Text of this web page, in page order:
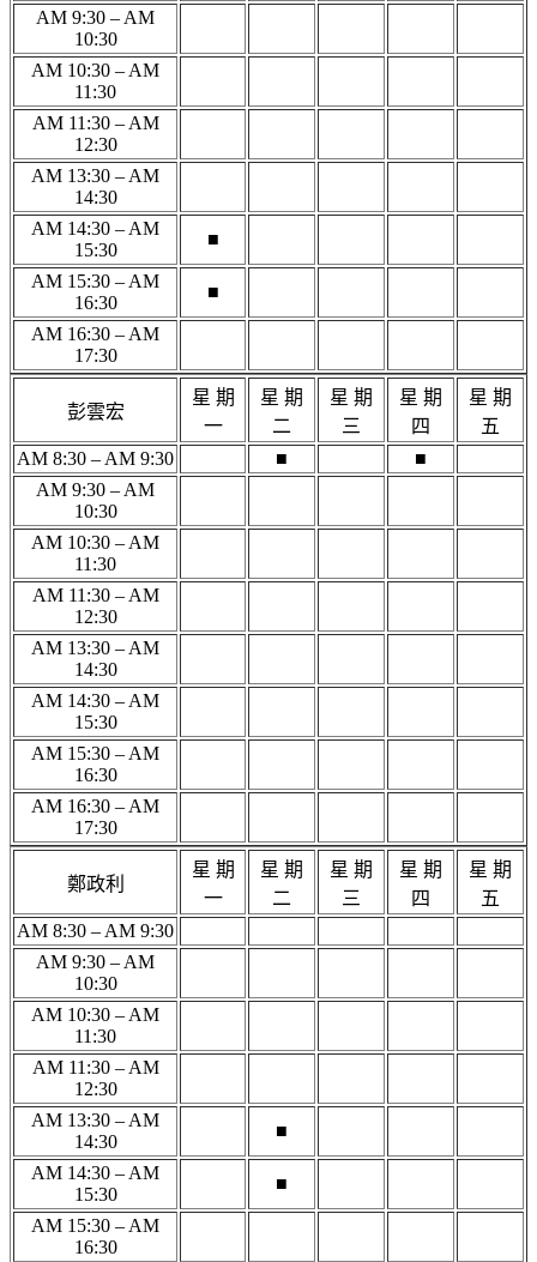
AM 9:30 – AM
10:30
AM 10:30 – AM
11:30
AM 11:30 – AM
12:30
AM 13:30 – AM
14:30
AM 14:30 – AM
15:30
■
AM 15:30 – AM
16:30
■
AM 16:30 – AM
17:30
彭雲宏
星 期
一
星 期
二
星 期
三
星 期
四
星 期
五
AM 8:30 – AM 9:30
■
■
AM 9:30 – AM
10:30
AM 10:30 – AM
11:30
AM 11:30 – AM
12:30
AM 13:30 – AM
14:30
AM 14:30 – AM
15:30
AM 15:30 – AM
16:30
AM 16:30 – AM
17:30
鄭政利
星 期
一
星 期
二
星 期
三
星 期
四
星 期
五
AM 8:30 – AM 9:30
AM 9:30 – AM
10:30
AM 10:30 – AM
11:30
AM 11:30 – AM
12:30
AM 13:30 – AM
14:30
■
AM 14:30 – AM
15:30
■
AM 15:30 – AM
16:30